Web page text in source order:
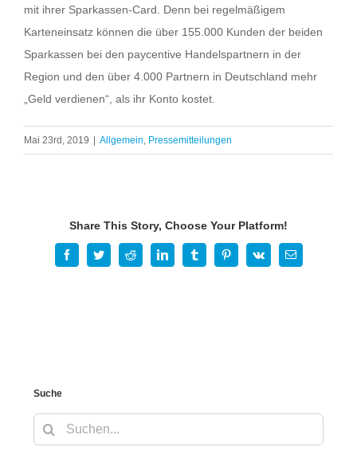
mit ihrer Sparkassen-Card. Denn bei regelmäßigem
Karteneinsatz können die über 155.000 Kunden der beiden
Sparkassen bei den paycentive Handelspartnern in der
Region und den über 4.000 Partnern in Deutschland mehr
„Geld verdienen“, als ihr Konto kostet.
Mai 23rd, 2019 Allgemein, Pressemitteilungen
Share This Story, Choose Your Platform!
FacebookTwitterReddit LinkedInTumblrPinterest
Vk
E-
Mail
Suche
Suche
nach: